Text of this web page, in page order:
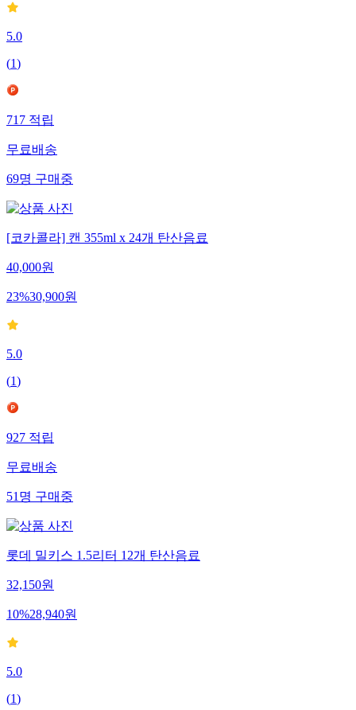
5.0
(1)
717적립
무료배송
69명구매중
[코카콜라] 캔 355ml x 24개 탄산음료
40,000원
23%30,900원
5.0
(1)
927적립
무료배송
51명구매중
롯데 밀키스 1.5리터 12개 탄산음료
32,150원
10%28,940원
5.0
(1)